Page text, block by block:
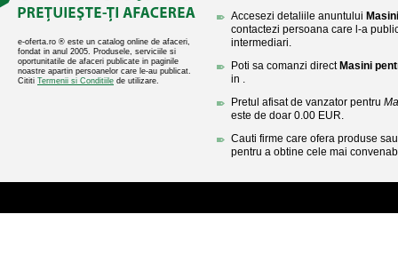
e-oferta.ro ® este un catalog online de afaceri,
fondat in anul 2005. Produsele, serviciile si
oportunitatile de afaceri publicate in paginile
noastre apartin persoanelor care le-au publicat.
Cititi Termenii si Conditiile de utilizare.
Accesezi detaliile anuntului
contactezi persoana care l-a
intermediari.
Poti sa comanzi direct Masini
in .
Pretul afisat de vanzator pentru
este de doar 0.00 EUR.
Cauti firme care ofera produse
pentru a obtine cele mai